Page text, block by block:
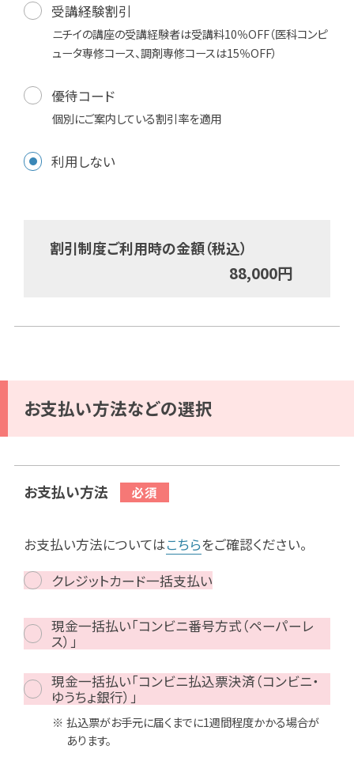
受講経験割引
ニチイの講座の受講経験者は受講料10％OFF（医科コンピ
ュータ専修コース、調剤専修コースは15％OFF）
優待コード
個別にご案内している割引率を適用
利用しない
割引制度ご利用時の金額（税込）
88,000円
お支払い方法などの選択
お支払い方法
お支払い方法についてはこちらをご確認ください。
クレジットカード一括支払い
現金一括払い「コンビニ番号方式（ペーパーレ
ス）」
現金一括払い「コンビニ払込票決済（コンビニ・
ゆうちょ銀行）」
払込票がお手元に届くまでに1週間程度かかる場合が
あります。